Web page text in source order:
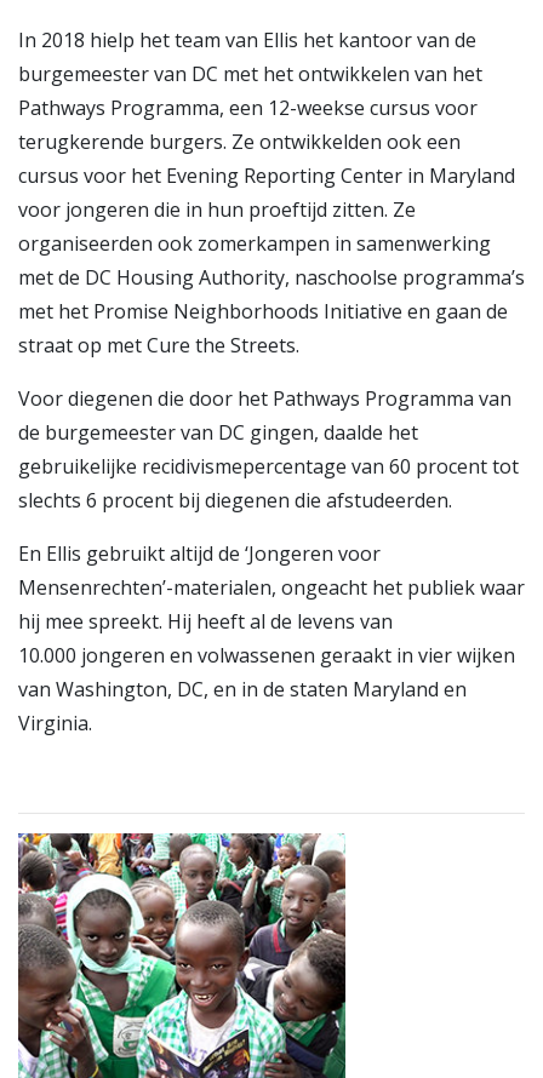
In 2018 hielp het team van Ellis het kantoor van de
burgemeester van DC met het ontwikkelen van het
Pathways Programma, een 12-weekse cursus voor
terugkerende burgers. Ze ontwikkelden ook een
cursus voor het Evening Reporting Center in Maryland
voor jongeren die in hun proeftijd zitten. Ze
organiseerden ook zomerkampen in samenwerking
met de DC Housing Authority, naschoolse programma’s
met het Promise Neighborhoods Initiative en gaan de
straat op met Cure the Streets.
Voor diegenen die door het Pathways Programma van
de burgemeester van DC gingen, daalde het
gebruikelijke recidivismepercentage van 60 procent tot
slechts 6 procent bij diegenen die afstudeerden.
En Ellis gebruikt altijd de ‘Jongeren voor
Mensenrechten’-materialen, ongeacht het publiek waar
hij mee spreekt. Hij heeft al de levens van
10.000 jongeren en volwassenen geraakt in vier wijken
van Washington, DC, en in de staten Maryland en
Virginia.